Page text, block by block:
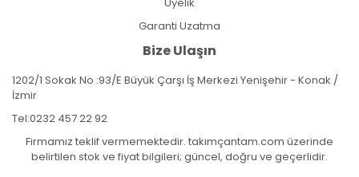
Garanti Uzatma
Bize Ulaşın
1202/1 Sokak No :93/E Büyük Çarşı İş Merkezi Yenişehir - Konak /
İzmir
Tel:0232 457 22 92
Firmamız teklif vermemektedir. takımçantam.com üzerinde
belirtilen stok ve fiyat bilgileri; güncel, doğru ve geçerlidir.